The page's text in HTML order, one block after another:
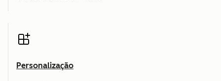
Personalização